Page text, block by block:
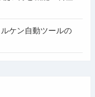
ケン自動ツールの